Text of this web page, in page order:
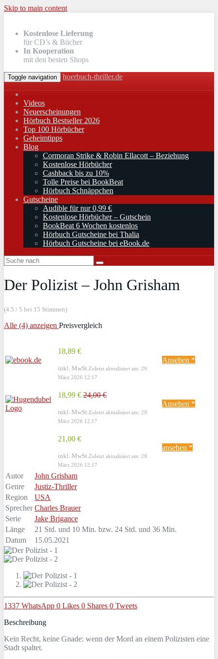
Skip to main content
Kostenlose Lieferung
für CD’s & Bücher
In Kooperation
mit den besten Shops
Toggle navigation hoerbuch-thriller.de
Videos
Neuerscheinungen
Hörbuch Bestseller 2026
Top 100 Hörbücher
Geheimtipps
Blog
Cormoran Strike & Robin Ellacott – Beziehung
Kostenlose Hörbücher
Cashback bis zu 10%
Tolle Preise bei BookBeat
Hörbuch Schnäppchen
Gutscheine
Audible für nur 0,99 €
Kostenlose Hörbücher – Gutschein
BookBeat 6 Wochen kostenlos
Hörbuch Gutscheine bei Thalia
Hörbuch Gutscheine bei eBook.de
Der Polizist – John Grisham
(4.5 / 5 bei 15 Stimmen)
Alle (4) anzeigen Preisvergleich
18,89 €
inkl. MwSt. Zuletzt aktualisiert am: 29.
März 2026 12:17
Ansehen *
18,99 € 24,00 €
inkl. MwSt. Zuletzt aktualisiert am: 29.
März 2026 12:17
Ansehen *
21,00 €
inkl. MwSt. Zuletzt aktualisiert am: 29.
März 2026 12:17
ansehen *
Autor
John Grisham
Genre
Justiz-Thriller
Region
USA
Sprecher Charles Brauer
Serie
Jake Brigance
Länge
21 Std. und 10 Min. bzw. 24 Std. und 36 Min.
Datum
15.05.2021
1337 WhatsApp 0 Likes 0 Shares 0 Tweets
Beschreibung
Kein Recht, keine Gnade: wenn der Mord an einem Polizisten eine
Stadt spaltet.